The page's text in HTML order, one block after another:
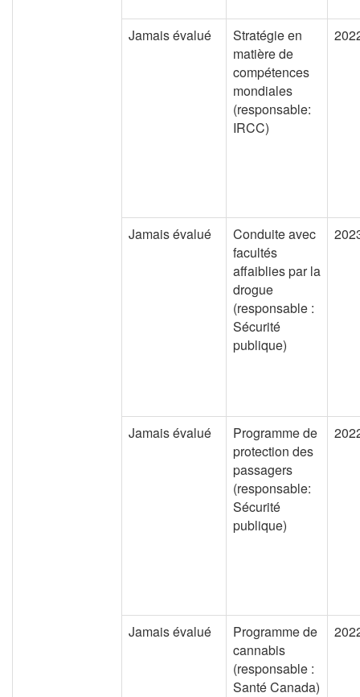
Jamais évalué
Stratégie en
matière de
compétences
mondiales
(responsable:
IRCC)
Jamais évalué
Conduite avec
facultés
affaiblies par la
drogue
(responsable :
Sécurité
publique)
Jamais évalué
Programme de
protection des
passagers
(responsable:
Sécurité
publique)
Jamais évalué
Programme de
cannabis
(responsable :
Santé Canada)